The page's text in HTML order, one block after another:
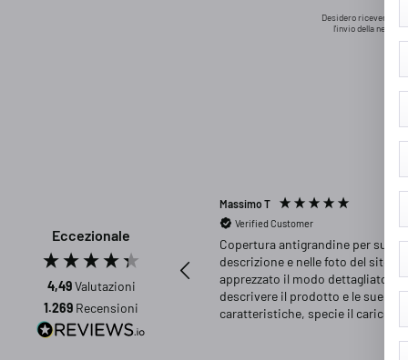
Desidero ricevere la
l'invio della
Eccezionale
4,49Valutazioni
1.269 Recensioni
Massimo T
Verified Customer
Copertura antigrandine per suv.
descrizione e nelle foto del sito ho
apprezzato il modo dettagliato di
descrivere il prodotto e le sue
caratteristiche, specie il carico